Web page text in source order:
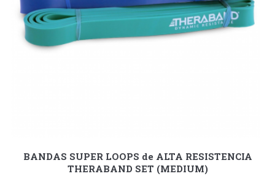
BANDAS SUPER LOOPS de ALTA RESISTENCIA
THERABAND SET (MEDIUM)